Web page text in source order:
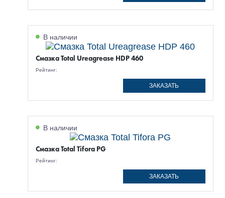
В наличии
Смазка Total Ureagrease HDP 460
Рейтинг:
ЗАКАЗАТЬ
В наличии
Смазка Total Tifora PG
Рейтинг:
ЗАКАЗАТЬ